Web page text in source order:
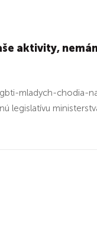
aktivity,
mladych-chodia-